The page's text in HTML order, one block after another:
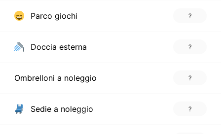
Parco giochi ?
Doccia esterna ?
Ombrelloni a noleggio ?
Sedie a noleggio ?